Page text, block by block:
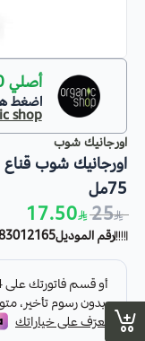
أصلي 100%
اضغط
shop
اورجانيك شوب
اورجانيك شوب قناع
75مل
25
17.50
رقم الموديل